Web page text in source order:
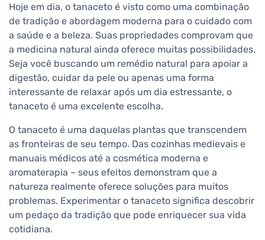
Hoje em dia, o tanaceto é visto como uma combinação
de tradição e abordagem moderna para o cuidado com
a saúde e a beleza. Suas propriedades comprovam que
a medicina natural ainda oferece muitas possibilidades.
Seja você buscando um remédio natural para apoiar a
digestão, cuidar da pele ou apenas uma forma
interessante de relaxar após um dia estressante, o
tanaceto é uma excelente escolha.
O tanaceto é uma daquelas plantas que transcendem
as fronteiras de seu tempo. Das cozinhas medievais e
manuais médicos até a cosmética moderna e
aromaterapia – seus efeitos demonstram que a
natureza realmente oferece soluções para muitos
problemas. Experimentar o tanaceto significa descobrir
um pedaço da tradição que pode enriquecer sua vida
cotidiana.